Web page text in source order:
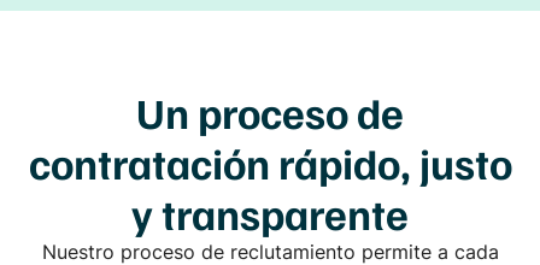
Un proceso de
contratación rápido, justo
y transparente
Nuestro proceso de reclutamiento permite a cada